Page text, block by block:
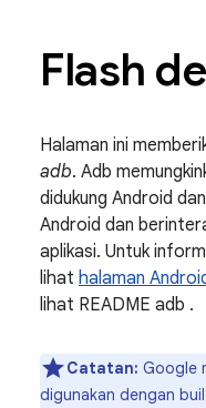
Flash
Halaman ini
adb. Adb
didukung Android
Android dan
aplikasi. Untuk
lihat halaman
lihat README adb .
Catatan: Google
digunakan dengan